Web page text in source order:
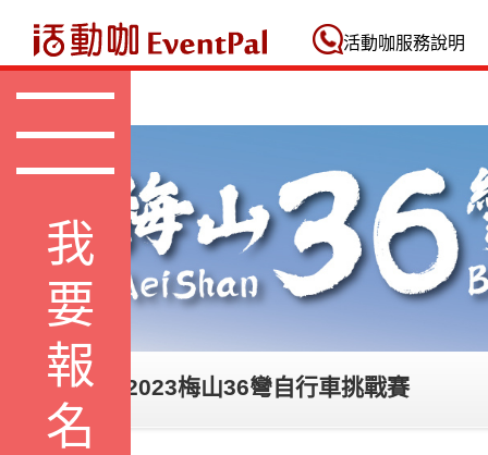
活動咖 Eventpal
活動咖服務說明
我要報名
【線上騎】2023梅山36彎自行車挑戰賽